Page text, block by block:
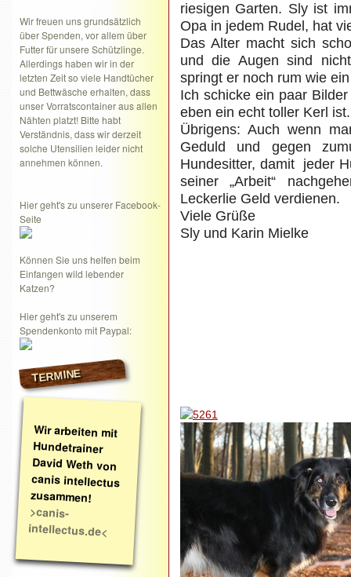
Wir freuen uns grundsätzlich
über Spenden, vor allem über
Futter für unsere Schützlinge.
Allerdings haben wir in der
letzten Zeit so viele Handtücher
und Bettwäsche erhalten, dass
unser Vorratscontainer aus allen
Nähten platzt! Bitte habt
Verständnis, dass wir derzeit
solche Utensilien leider nicht
annehmen können.
Hier geht's zu unserer Facebook-
Seite
Können Sie uns helfen beim
Einfangen wild lebender
Katzen?
Hier geht's zu unserem
Spendenkonto mit Paypal:
TERMINE
Wir arbeiten mit
Hundetrainer
David Weth von
canis intellectus
zusammen!
>canis-
intellectus.de<
riesigen Garten. Sly ist
Opa in jedem Rudel, hat
Das Alter macht sich
und die Augen sind
springt er noch rum wie
Ich schicke ein paar
eben ein echt toller Kerl ist.
Übrigens: Auch wenn
Geduld und gegen
Hundesitter, damit jeder
seiner „Arbeit“
Leckerlie Geld verdienen.
Viele Grüße
Sly und Karin Mielke